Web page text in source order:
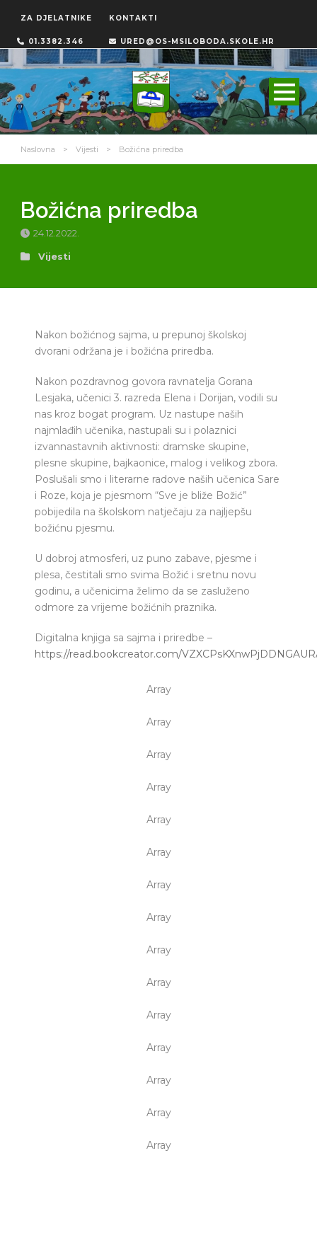
ZA DJELATNIKE KONTAKTI
01.3382.346 URED@OS-MSILOBODA.SKOLE.HR
Naslovna > Vijesti > Božićna priredba
Božićna priredba
24.12.2022.
Vijesti
Nakon božićnog sajma, u prepunoj školskoj
dvorani održana je i božićna priredba.
Nakon pozdravnog govora ravnatelja Gorana
Lesjaka, učenici 3. razreda Elena i Dorijan, vodili su
nas kroz bogat program. Uz nastupe naših
najmlađih učenika, nastupali su i polaznici
izvannastavnih aktivnosti: dramske skupine,
plesne skupine, bajkaonice, malog i velikog zbora.
Poslušali smo i literarne radove naših učenica Sare
i Roze, koja je pjesmom “Sve je bliže Božić”
pobijedila na školskom natječaju za najljepšu
božićnu pjesmu.
U dobroj atmosferi, uz puno zabave, pjesme i
plesa, čestitali smo svima Božić i sretnu novu
godinu, a učenicima želimo da se zasluženo
odmore za vrijeme božićnih praznika.
Digitalna knjiga sa sajma i priredbe –
https://read.bookcreator.com/
Array
Array
Array
Array
Array
Array
Array
Array
Array
Array
Array
Array
Array
Array
Array